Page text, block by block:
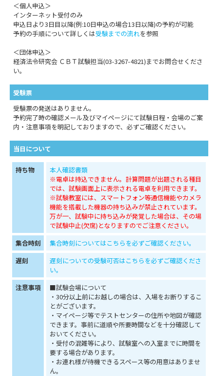
＜個人申込＞
インターネット受付のみ
申込日より3日目以降(例:10日申込の場合13日以降)の予約が可能
予約の手順について詳しくは受験までの流れを参照
＜団体申込＞
経済法令研究会 ＣＢＴ試験担当(03-3267-4821)までお問合せくださ
い。
受験票
受験票の発送はありません。
予約完了時の確認メール及びマイページにて試験日程・会場のご案
内・注意事項を明記しておりますので、必ずご確認ください。
当日について
持ち物
本人確認書類
※電卓は持込できません。計算問題が出題される種目
では、試験画面上に表示される電卓を利用できます。
※試験教室には、スマートフォン等通信機能やカメラ
機能を搭載した機器の持ち込みが禁止されています。
万が一、試験中に持ち込みが発覚した場合は、その場
で試験中止(欠席)となりますのでご注意ください。
集合時刻
集合時刻についてはこちらを必ずご確認ください。
遅刻
遅刻についての受験可否はこちらを必ずご確認くださ
い。
注意事項
■試験会場について
・30分以上前にお越しの場合は、入場をお断りするこ
とがございます。
・マイページ等でテストセンターの住所や地図が確認
できます。事前に道順や所要時間などを十分確認して
おいてください。
・受付の混雑等により、試験室への入室までに時間を
要する場合があります。
・お連れ様が待機できるスペース等の用意はありませ
ん。